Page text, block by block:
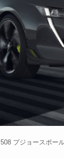
508 プジョースポー